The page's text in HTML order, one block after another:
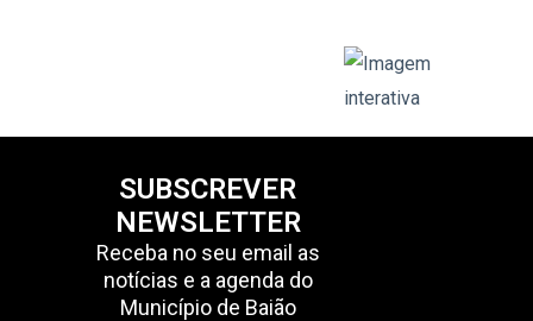
SUBSCREVER
NEWSLETTER
Receba no seu email as
notícias e a agenda do
Município de Baião